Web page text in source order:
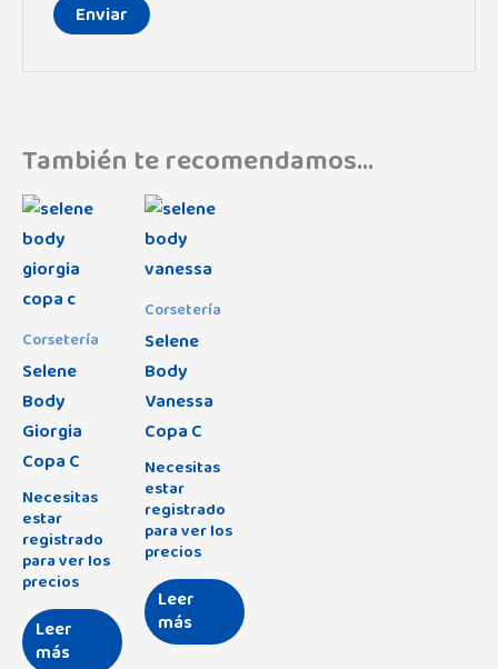
También te recomendamos…
Corsetería
Selene
Body
Giorgia
Copa C
Necesitas
estar
registrado
para ver los
precios
Leer
más
Corsetería
Selene
Body
Vanessa
Copa C
Necesitas
estar
registrado
para ver los
precios
Leer
más